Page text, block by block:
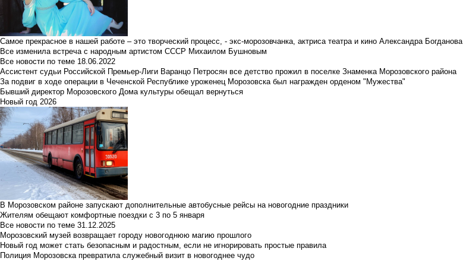
Самое прекрасное в нашей работе – это творческий процесс, - экс-морозовчанка, актриса театра и кино Александра Богданова
Все изменила встреча с народным артистом СССР Михаилом Бушновым
Все новости по теме 18.06.2022
Ассистент судьи Российской Премьер-Лиги Варанцо Петросян все детство прожил в поселке Знаменка Морозовского района
За подвиг в ходе операции в Чеченской Республике уроженец Морозовска был награжден орденом "Мужества"
Бывший директор Морозовского Дома культуры обещал вернуться
Новый год 2026
В Морозовском районе запускают дополнительные автобусные рейсы на новогодние праздники
Жителям обещают комфортные поездки с 3 по 5 января
Все новости по теме 31.12.2025
Морозовский музей возвращает городу новогоднюю магию прошлого
Новый год может стать безопасным и радостным, если не игнорировать простые правила
Полиция Морозовска превратила служебный визит в новогоднее чудо